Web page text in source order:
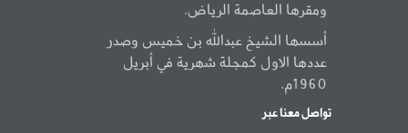
ومقرها العاصمة الرياض.
أسسها الشيخ عبدالله بن خميس وصدر
عددها الاول كمجلة شهرية في أبريل
1960م.
تواصل معنا عبر